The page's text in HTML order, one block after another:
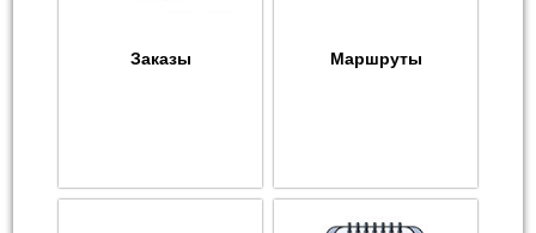
Заказы Маршруты